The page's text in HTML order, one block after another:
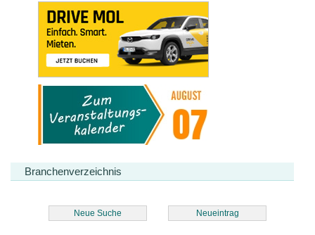
Branchenverzeichnis
Neue Suche Neueintrag